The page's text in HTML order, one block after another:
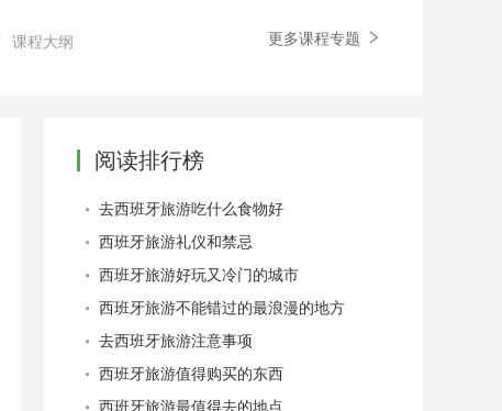
课程大纲 更多课程专题
阅读排行榜
去西班牙旅游吃什么食物好
西班牙旅游礼仪和禁忌
西班牙旅游好玩又冷门的城市
西班牙旅游不能错过的最浪漫的地方
去西班牙旅游注意事项
西班牙旅游值得购买的东西
西班牙旅游最值得去的地点